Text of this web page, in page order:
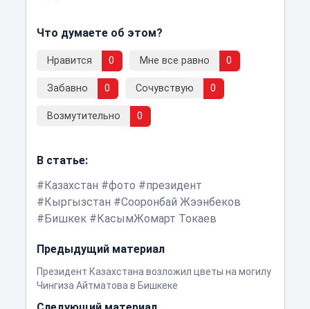
Что думаете об этом?
Нравится 0 Мне все равно 0
Забавно 0 Сочувствую 0
Возмутительно 0
В статье:
Казахстан
фото
президент
Кыргызстан
Сооронбай Жээнбеков
Бишкек
КасымЖомарт Токаев
Предыдущий материал
Президент Казахстана возложил цветы на могилу
Чингиза Айтматова в Бишкеке